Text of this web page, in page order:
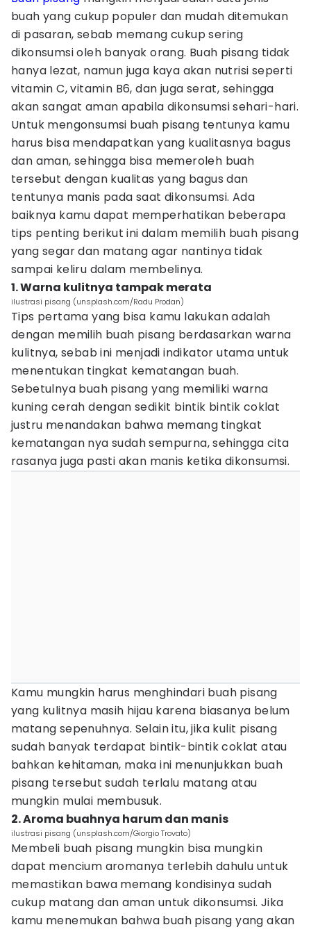
buah yang cukup populer dan mudah ditemukan
di pasaran, sebab memang cukup sering
dikonsumsi oleh banyak orang. Buah pisang tidak
hanya lezat, namun juga kaya akan nutrisi seperti
vitamin C, vitamin B6, dan juga serat, sehingga
akan sangat aman apabila dikonsumsi sehari-hari.
Untuk mengonsumsi buah pisang tentunya kamu
harus bisa mendapatkan yang kualitasnya bagus
dan aman, sehingga bisa memeroleh buah
tersebut dengan kualitas yang bagus dan
tentunya manis pada saat dikonsumsi. Ada
baiknya kamu dapat memperhatikan beberapa
tips penting berikut ini dalam memilih buah pisang
yang segar dan matang agar nantinya tidak
sampai keliru dalam membelinya.
1. Warna kulitnya tampak merata
ilustrasi pisang (unsplash.com/Radu Prodan)
Tips pertama yang bisa kamu lakukan adalah
dengan memilih buah pisang berdasarkan warna
kulitnya, sebab ini menjadi indikator utama untuk
menentukan tingkat kematangan buah.
Sebetulnya buah pisang yang memiliki warna
kuning cerah dengan sedikit bintik bintik coklat
justru menandakan bahwa memang tingkat
kematangan nya sudah sempurna, sehingga cita
rasanya juga pasti akan manis ketika dikonsumsi.
Kamu mungkin harus menghindari buah pisang
yang kulitnya masih hijau karena biasanya belum
matang sepenuhnya. Selain itu, jika kulit pisang
sudah banyak terdapat bintik-bintik coklat atau
bahkan kehitaman, maka ini menunjukkan buah
pisang tersebut sudah terlalu matang atau
mungkin mulai membusuk.
2. Aroma buahnya harum dan manis
ilustrasi pisang (unsplash.com/Giorgio Trovato)
Membeli buah pisang mungkin bisa mungkin
dapat mencium aromanya terlebih dahulu untuk
memastikan bawa memang kondisinya sudah
cukup matang dan aman untuk dikonsumsi. Jika
kamu menemukan bahwa buah pisang yang akan